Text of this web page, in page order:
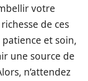
votre
de ces
patience et soin,
une source de
n’attendez